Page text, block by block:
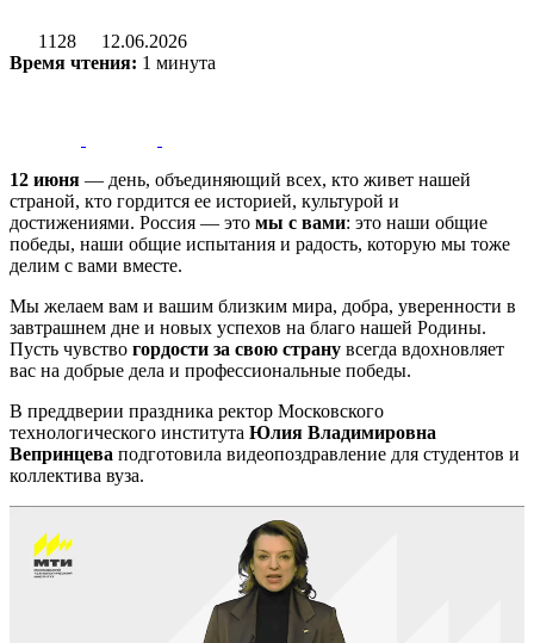
1128
12.06.2026
Время чтения: 1 минута
12 июня — день, объединяющий всех, кто живет нашей
страной, кто гордится ее историей, культурой и
достижениями. Россия — это мы с вами: это наши общие
победы, наши общие испытания и радость, которую мы тоже
делим с вами вместе.
Мы желаем вам и вашим близким мира, добра, уверенности в
завтрашнем дне и новых успехов на благо нашей Родины.
Пусть чувство гордости за свою страну всегда вдохновляет
вас на добрые дела и профессиональные победы.
В преддверии праздника ректор Московского
технологического института Юлия Владимировна
Вепринцева подготовила видеопоздравление для студентов и
коллектива вуза.